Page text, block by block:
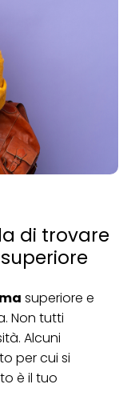
di trovare
superiore e
Non tutti
Alcuni
per cui si
è il tuo